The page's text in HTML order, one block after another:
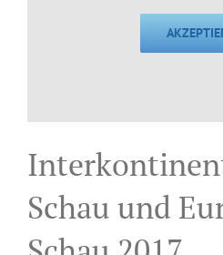
Schau und